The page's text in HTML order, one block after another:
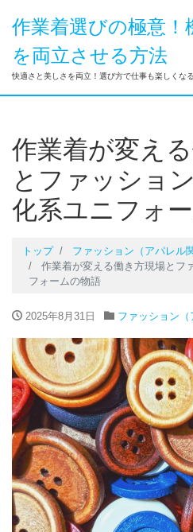
作業着選びの極意
を両立させる方法
快適さと美しさを両立！選び方で仕事も楽しくなる
作業着が変え
とファッショ
化系ユニフォ
トップ
ファッション（アパレル
作業着が変える働き方現場とフ
フォームの物語
2025年8月31日 ファッション（